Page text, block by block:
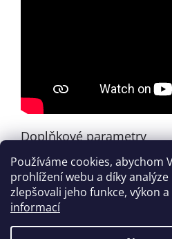
Používáme cookies, abychom
prohlížení webu a díky
zlepšovali jeho funkce, výkon
informací
Doplňkové parametry
Kategorie: Pracovní sešity
EAN: 9788086385402